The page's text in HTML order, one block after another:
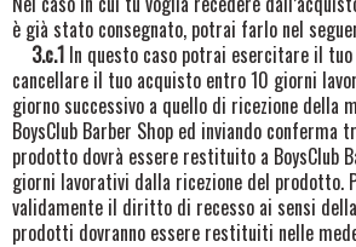
è già stato consegnato, potrai farlo nel
3.c.1 In questo caso potrai esercitare il
cancellare il tuo acquisto entro 10 giorni
giorno successivo a quello di ricezione della
BoysClub Barber Shop ed inviando conferma
prodotto dovrà essere restituito a BoysClub
giorni lavorativi dalla ricezione del prodotto.
validamente il diritto di recesso ai sensi
prodotti dovranno essere restituiti nelle